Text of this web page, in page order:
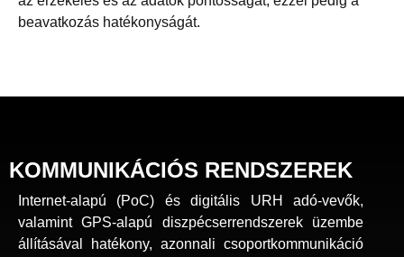
beavatkozás hatékonyságát.
KOMMUNIKÁCIÓS RENDSZEREK
Internet-alapú (PoC) és digitális URH adó-vevők,
valamint GPS-alapú diszpécserrendszerek üzembe
állításával hatékony, azonnali csoportkommunikáció